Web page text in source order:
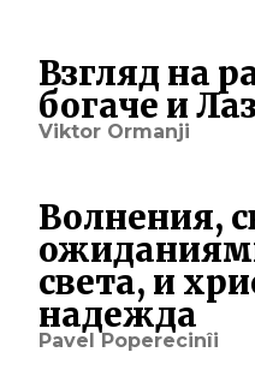
Взгляд на
богаче и
Viktor Ormanji
Волнения,
света, и
надежда
Pavel Poperecinîi